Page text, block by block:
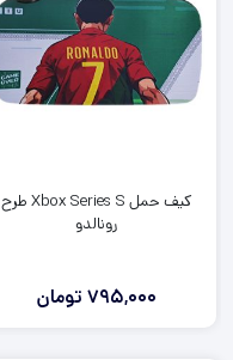
کیف حمل Xbox Series S طرح
رونالدو
795,000 تومان